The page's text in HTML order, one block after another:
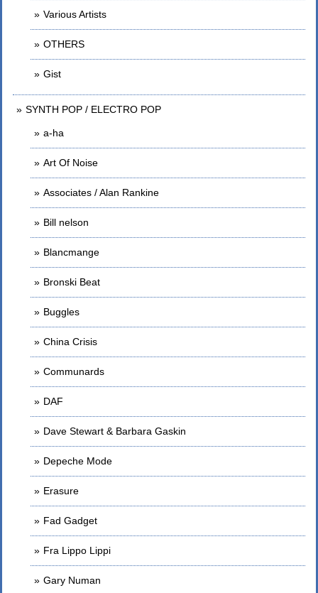
Various Artists
OTHERS
Gist
SYNTH POP / ELECTRO POP
a-ha
Art Of Noise
Associates / Alan Rankine
Bill nelson
Blancmange
Bronski Beat
Buggles
China Crisis
Communards
DAF
Dave Stewart & Barbara Gaskin
Depeche Mode
Erasure
Fad Gadget
Fra Lippo Lippi
Gary Numan